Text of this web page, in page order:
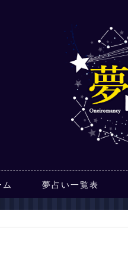
ム 夢占い一覧表